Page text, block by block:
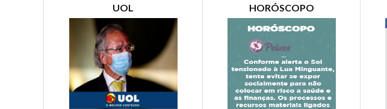
UOL HORÓSCOPO